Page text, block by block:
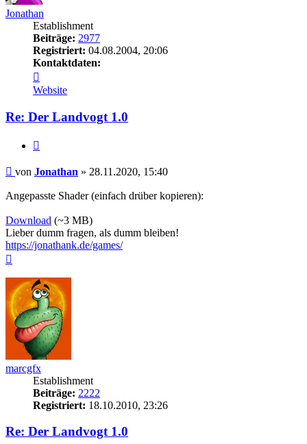
Jonathan
Establishment
Beiträge: 2977
Registriert: 04.08.2004, 20:06
Kontaktdaten:
von
Jonathan
Website
Re: Der Landvogt 1.0
Beitrag
von Jonathan » 28.11.2020, 15:40
Angepasste Shader (einfach drüber kopieren):
Download (~3 MB)
Lieber dumm fragen, als dumm bleiben!
https://jonathank.de/games/
marcgfx
Establishment
Beiträge: 2222
Registriert: 18.10.2010, 23:26
Re: Der Landvogt 1.0